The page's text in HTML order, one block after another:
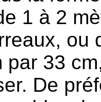
1 à 2
ou
par 33
De